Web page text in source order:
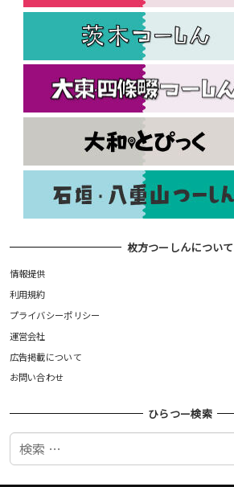
枚方つーしんについて
情報提供
利用規約
プライバシーポリシー
運営会社
広告掲載について
お問い合わせ
ひらつー検索
検